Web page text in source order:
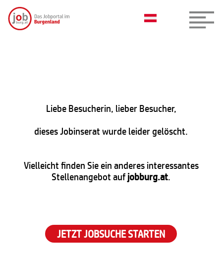
Liebe Besucherin, lieber Besucher,
dieses Jobinserat wurde leider gelöscht.
Vielleicht finden Sie ein anderes interessantes
Stellenangebot aufjobburg.at.
JETZT JOBSUCHE STARTEN